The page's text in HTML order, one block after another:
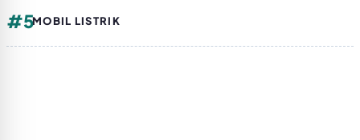
#5MOBIL LISTRIK